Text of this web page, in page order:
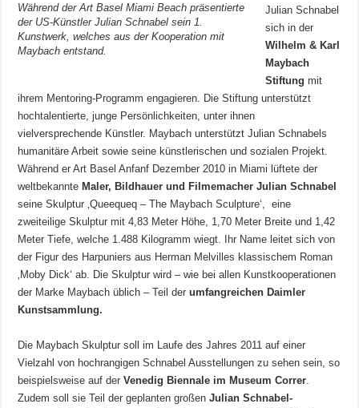
Während der Art Basel Miami Beach präsentierte
der US-Künstler Julian Schnabel sein 1.
Kunstwerk, welches aus der Kooperation mit
Maybach entstand.
Julian Schnabel
sich in der
Wilhelm & Karl
Maybach
Stiftungmit
ihrem Mentoring-Programm engagieren. Die Stiftung unterstützt
hochtalentierte, junge Persönlichkeiten, unter ihnen
vielversprechende Künstler. Maybach unterstützt Julian Schnabels
humanitäre Arbeit sowie seine künstlerischen und sozialen Projekt.
Während er Art Basel Anfanf Dezember 2010 in Miami lüftete der
weltbekannte Maler, Bildhauer und Filmemacher Julian Schnabel
seine Skulptur ‚Queequeq – The Maybach Sculpture‘, eine
zweiteilige Skulptur mit 4,83 Meter Höhe, 1,70 Meter Breite und 1,42
Meter Tiefe, welche 1.488 Kilogramm wiegt. Ihr Name leitet sich von
der Figur des Harpuniers aus Herman Melvilles klassischem Roman
‚Moby Dick‘ ab. Die Skulptur wird – wie bei allen Kunstkooperationen
der Marke Maybach üblich – Teil derumfangreichen Daimler
Kunstsammlung.
Die Maybach Skulptur soll im Laufe des Jahres 2011 auf einer
Vielzahl von hochrangigen Schnabel Ausstellungen zu sehen sein, so
beispielsweise auf derVenedig Biennale im Museum Correr.
Zudem soll sie Teil der geplanten großenJulian Schnabel-